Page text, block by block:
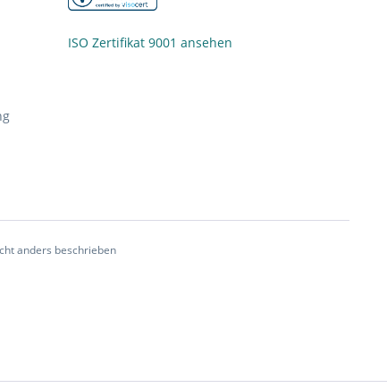
ISO Zertifikat 9001 ansehen
anders beschrieben